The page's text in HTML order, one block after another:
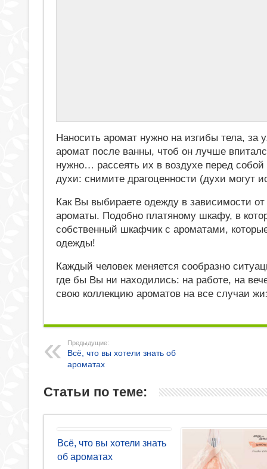
Наносить аромат нужно на изгибы тела, за
аромат после ванны, чтоб он лучше
нужно… рассеять их в воздухе перед
духи: снимите драгоценности (духи могут
Как Вы выбираете одежду в зависимости
ароматы. Подобно платяному шкафу, в
собственный шкафчик с ароматами,
одежды!
Каждый человек меняется сообразно
где бы Вы ни находились: на работе, на
свою коллекцию ароматов на все случаи
Предыдущие:
Всё, что вы хотели знать об
ароматах
Статьи по теме:
Всё, что вы хотели знать
об ароматах